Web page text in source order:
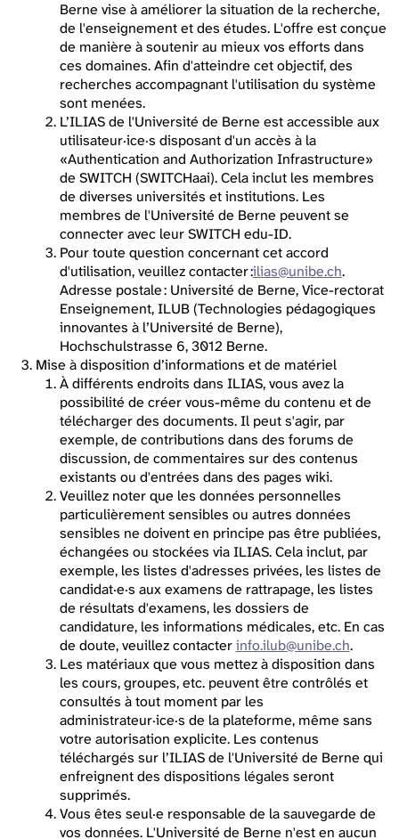
Berne vise à améliorer la situation de la recherche,
de l'enseignement et des études. L'offre est conçue
de manière à soutenir au mieux vos efforts dans
ces domaines. Afin d'atteindre cet objectif, des
recherches accompagnant l'utilisation du système
sont menées.
L’ILIAS de l'Université de Berne est accessible aux
utilisateur·ice·s disposant d'un accès à la
«Authentication and Authorization Infrastructure»
de SWITCH (SWITCHaai). Cela inclut les membres
de diverses universités et institutions. Les
membres de l'Université de Berne peuvent se
connecter avec leur SWITCH edu-ID.
Pour toute question concernant cet accord
d'utilisation, veuillez contacter :ilias@unibe.ch.
Adresse postale : Université de Berne, Vice-rectorat
Enseignement, ILUB (Technologies pédagogiques
innovantes à l’Université de Berne),
Hochschulstrasse 6, 3012 Berne.
Mise à disposition d’informations et de matériel
À différents endroits dans ILIAS, vous avez la
possibilité de créer vous-même du contenu et de
télécharger des documents. Il peut s'agir, par
exemple, de contributions dans des forums de
discussion, de commentaires sur des contenus
existants ou d'entrées dans des pages wiki.
Veuillez noter que les données personnelles
particulièrement sensibles ou autres données
sensibles ne doivent en principe pas être publiées,
échangées ou stockées via ILIAS. Cela inclut, par
exemple, les listes d'adresses privées, les listes de
candidat·e·s aux examens de rattrapage, les listes
de résultats d'examens, les dossiers de
candidature, les informations médicales, etc. En cas
de doute, veuillez contacterinfo.ilub@unibe.ch.
Les matériaux que vous mettez à disposition dans
les cours, groupes, etc. peuvent être contrôlés et
consultés à tout moment par les
administrateur·ice·s de la plateforme, même sans
votre autorisation explicite. Les contenus
téléchargés sur l’ILIAS de l'Université de Berne qui
enfreignent des dispositions légales seront
supprimés.
Vous êtes seul·e responsable de la sauvegarde de
vos données. L'Université de Berne n'est en aucun